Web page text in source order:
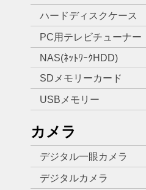
ハードディスクケース
PC用テレビチューナー
NAS(ﾈｯﾄﾜｰｸHDD)
SDメモリーカード
USBメモリー
カメラ
デジタル一眼カメラ
デジタルカメラ